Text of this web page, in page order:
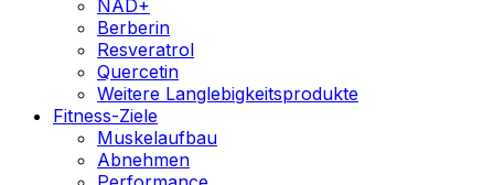
NAD+
Berberin
Resveratrol
Quercetin
Weitere Langlebigkeitsprodukte
Fitness-Ziele
Muskelaufbau
Abnehmen